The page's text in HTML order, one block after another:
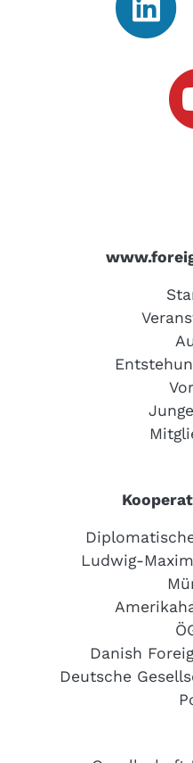
Ludwig-
Danish
Deutsche